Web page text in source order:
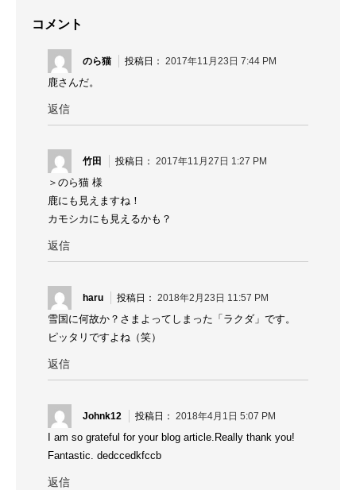
コメント
のら猫 2017年11月23日 7:44 PM
鹿さんだ。
返信
竹田 2017年11月27日 1:27 PM
＞のら猫 様
鹿にも見えますね！
カモシカにも見えるかも？
返信
haru 2018年2月23日 11:57 PM
雪国に何故か？さまよってしまった「ラクダ」です。
ピッタリですよね（笑）
返信
Johnk12 2018年4月1日 5:07 PM
I am so grateful for your blog article.Really thank you!
Fantastic. dedccedkfccb
返信